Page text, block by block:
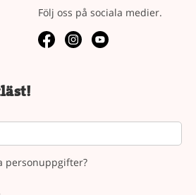
Följ oss på sociala medier.
personuppgifter?